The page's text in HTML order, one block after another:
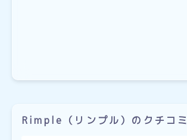
Rimple（リンプル）のクチコミ